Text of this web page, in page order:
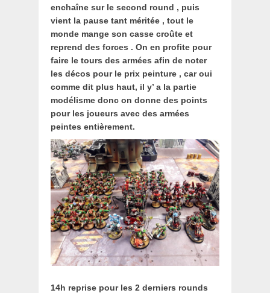
enchaîne sur le second round , puis
vient la pause tant méritée , tout le
monde mange son casse croûte et
reprend des forces . On en profite pour
faire le tours des armées afin de noter
les décos pour le prix peinture , car oui
comme dit plus haut, il y’ a la partie
modélisme donc on donne des points
pour les joueurs avec des armées
peintes entièrement.
14h reprise pour les 2 derniers rounds